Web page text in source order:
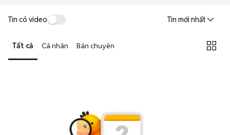
Tin có video Tin mới nhất
Tất cả Cá nhân Bán chuyên